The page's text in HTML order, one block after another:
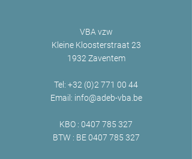
VBA vzw
Kleine Kloosterstraat 23
1932 Zaventem
Tel: +32 (0)2 771 00 44
Email: info@adeb-vba.be
KBO : 0407 785 327
BTW : BE0407 785 327